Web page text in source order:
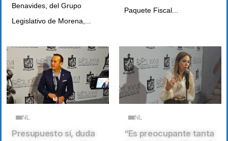
Benavides, del Grupo
Legislativo de Morena,...
Paquete Fiscal...
NL
Presupuesto sí, duda
NL
“Es preocupante tanta